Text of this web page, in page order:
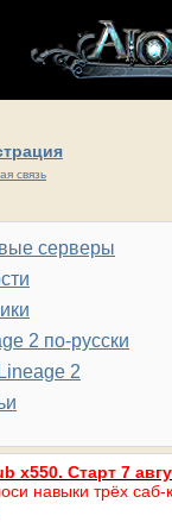
связь
серверы
2 по-русски
2
x550. Старт 7
навыки трёх саб-